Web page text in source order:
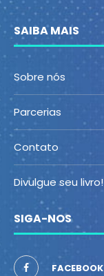
SAIBA MAIS
Sobre nós
Parcerias
Contato
Divulgue seu livro!
SIGA-NOS
FACEBOOK